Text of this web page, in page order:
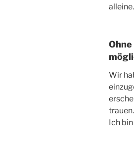
alleine.
Wir
Ich